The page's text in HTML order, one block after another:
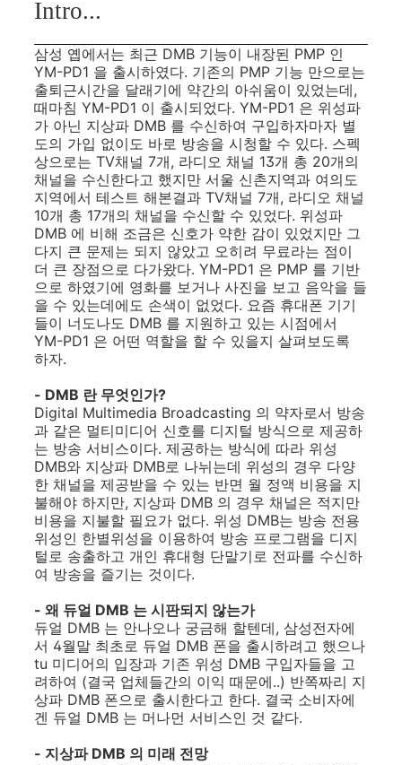
Intro...
삼성 옙에서는 최근 DMB 기능이 내장된 PMP 인
YM-PD1 을 출시하였다. 기존의 PMP 기능 만으로는
출퇴근시간을 달래기에 약간의 아쉬움이 있었는데,
때마침 YM-PD1 이 출시되었다. YM-PD1 은 위성파
가 아닌 지상파 DMB 를 수신하여 구입하자마자 별
도의 가입 없이도 바로 방송을 시청할 수 있다. 스펙
상으로는 TV채널 7개, 라디오 채널 13개 총 20개의
채널을 수신한다고 했지만 서울 신촌지역과 여의도
지역에서 테스트 해본결과 TV채널 7개, 라디오 채널
10개 총 17개의 채널을 수신할 수 있었다. 위성파
DMB 에 비해 조금은 신호가 약한 감이 있었지만 그
다지 큰 문제는 되지 않았고 오히려 무료라는 점이
더 큰 장점으로 다가왔다. YM-PD1 은 PMP 를 기반
으로 하였기에 영화를 보거나 사진을 보고 음악을 들
을 수 있는데에도 손색이 없었다. 요즘 휴대폰 기기
들이 너도나도 DMB 를 지원하고 있는 시점에서
YM-PD1 은 어떤 역할을 할 수 있을지 살펴보도록
하자.
- DMB 란 무엇인가?
Digital Multimedia Broadcasting 의 약자로서 방송
과 같은 멀티미디어 신호를 디지털 방식으로 제공하
는 방송 서비스이다. 제공하는 방식에 따라 위성
DMB와 지상파 DMB로 나뉘는데 위성의 경우 다양
한 채널을 제공받을 수 있는 반면 월 정액 비용을 지
불해야 하지만, 지상파 DMB 의 경우 채널은 적지만
비용을 지불할 필요가 없다. 위성 DMB는 방송 전용
위성인 한별위성을 이용하여 방송 프로그램을 디지
털로 송출하고 개인 휴대형 단말기로 전파를 수신하
여 방송을 즐기는 것이다.
- 왜 듀얼 DMB 는 시판되지 않는가
듀얼 DMB 는 안나오나 궁금해 할텐데, 삼성전자에
서 4월말 최초로 듀얼 DMB 폰을 출시하려고 했으나
tu 미디어의 입장과 기존 위성 DMB 구입자들을 고
려하여 (결국 업체들간의 이익 때문에..) 반쪽짜리 지
상파 DMB 폰으로 출시한다고 한다. 결국 소비자에
겐 듀얼 DMB 는 머나먼 서비스인 것 같다.
- 지상파 DMB 의 미래 전망